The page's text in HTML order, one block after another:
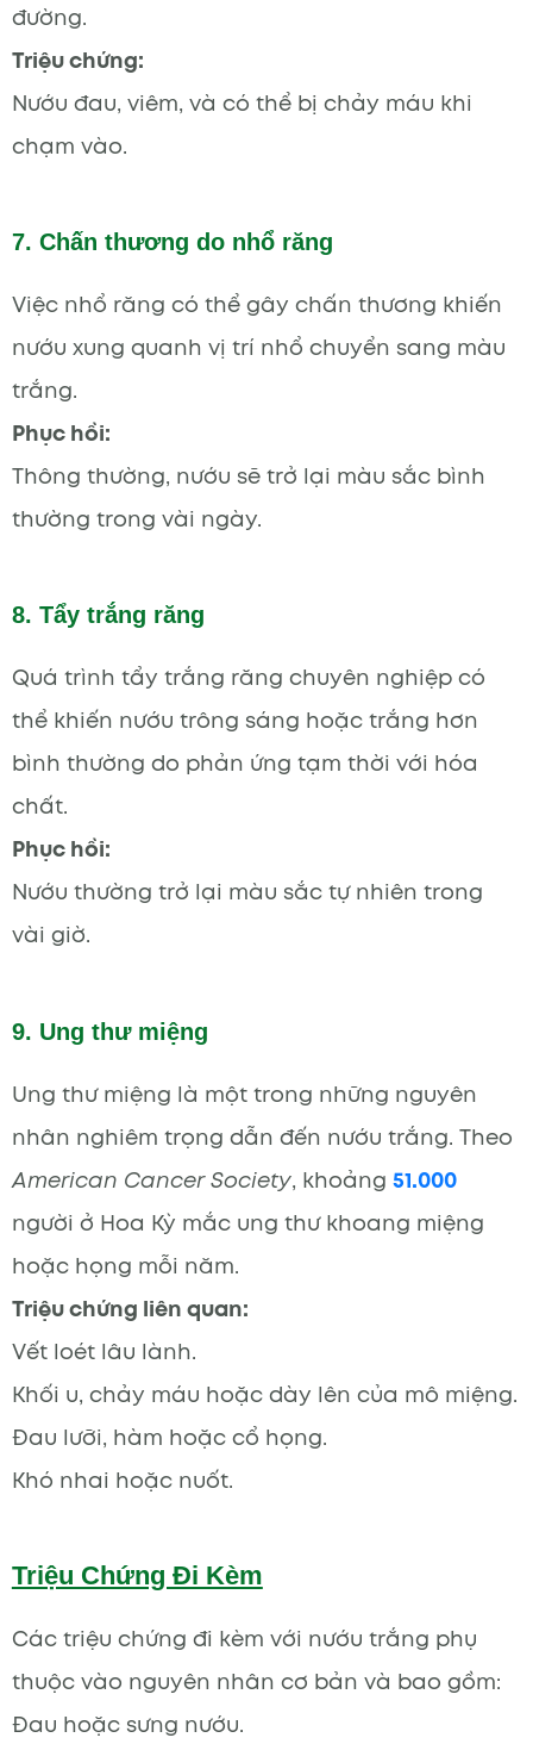
đường.
Triệu chứng:
Nướu đau, viêm, và có thể bị chảy máu khi
chạm vào.
7. Chấn thương do nhổ răng
Việc nhổ răng có thể gây chấn thương khiến
nướu xung quanh vị trí nhổ chuyển sang màu
trắng.
Phục hồi:
Thông thường, nướu sẽ trở lại màu sắc bình
thường trong vài ngày.
8. Tẩy trắng răng
Quá trình tẩy trắng răng chuyên nghiệp có
thể khiến nướu trông sáng hoặc trắng hơn
bình thường do phản ứng tạm thời với hóa
chất.
Phục hồi:
Nướu thường trở lại màu sắc tự nhiên trong
vài giờ.
9. Ung thư miệng
Ung thư miệng là một trong những nguyên
nhân nghiêm trọng dẫn đến nướu trắng. Theo
American Cancer Society, khoảng 51.000
người ở Hoa Kỳ mắc ung thư khoang miệng
hoặc họng mỗi năm.
Triệu chứng liên quan:
Vết loét lâu lành.
Khối u, chảy máu hoặc dày lên của mô miệng.
Đau lưỡi, hàm hoặc cổ họng.
Khó nhai hoặc nuốt.
Triệu Chứng Đi Kèm
Các triệu chứng đi kèm với nướu trắng phụ
thuộc vào nguyên nhân cơ bản và bao gồm:
Đau hoặc sưng nướu.